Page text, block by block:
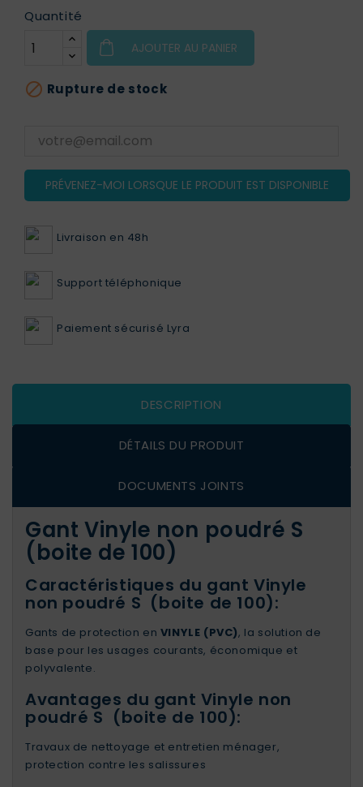
Quantité
AJOUTER AU PANIER
 Rupture de stock
PRÉVENEZ-MOI LORSQUE LE PRODUIT EST DISPONIBLE
Livraison en 48h
Support téléphonique
Paiement sécurisé Lyra
DESCRIPTION
DÉTAILS DU PRODUIT
DOCUMENTS JOINTS
Gant Vinyle non poudré S
(boite de 100)
Caractéristiques du gant Vinyle
non poudré S (boite de 100):
Gants de protection en VINYLE (PVC), la solution de
base pour les usages courants, économique et
polyvalente.
Avantages du gant Vinyle non
poudré S (boite de 100):
Travaux de nettoyage et entretien ménager,
protection contre les salissures